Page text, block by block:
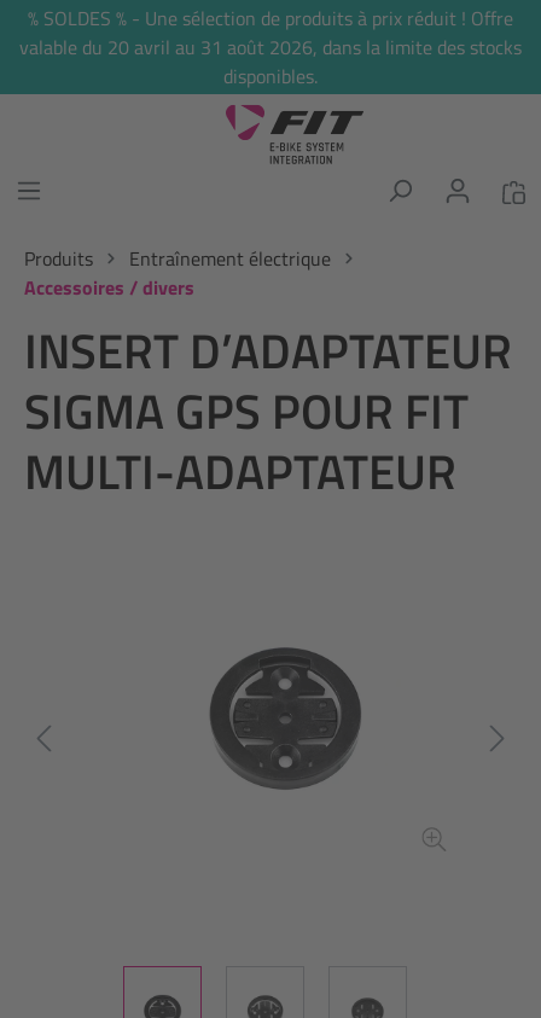
principal
% SOLDES % - Une sélection de produits à prix réduit ! Offre
valable du 20 avril au 31 août 2026, dans la limite des stocks
disponibles.
Produits
Entraînement électrique
Accessoires / divers
INSERT D’ADAPTATEUR
SIGMA GPS POUR FIT
MULTI-ADAPTATEUR